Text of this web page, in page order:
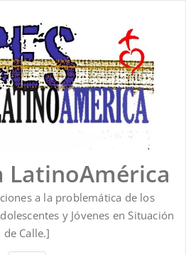
LatinoAmérica
a la problemática de los
y Jóvenes en Situación
de Calle.]